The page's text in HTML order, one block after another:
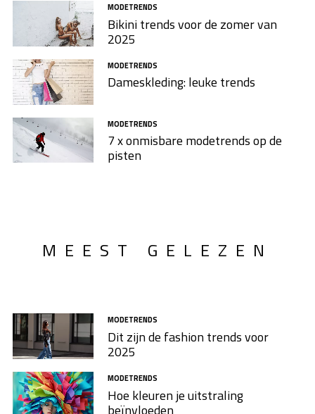
MODETRENDS
Bikini trends voor de zomer van
2025
MODETRENDS
Dameskleding: leuke trends
MODETRENDS
7 x onmisbare modetrends op de
pisten
MEEST GELEZEN
MODETRENDS
Dit zijn de fashion trends voor
2025
MODETRENDS
Hoe kleuren je uitstraling
beïnvloeden